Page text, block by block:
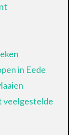
in Eede
veelgestelde